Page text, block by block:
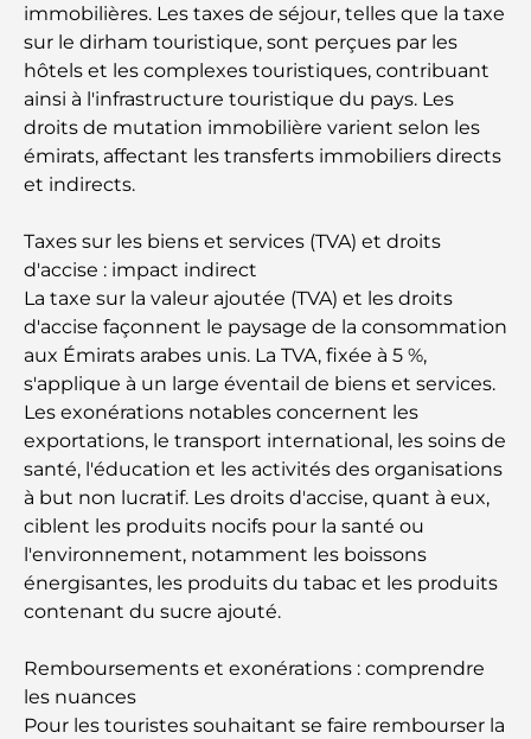
gastronomie rencontre la culture
Les marques de costumes les plus chères qui
définissent le luxe sur mesure
Restaurants de J1 Beach : la nouvelle destination
gastronomique de luxe à Dubaï
Les montres Rolex les plus chères jamais vendues
Crèches à Dubai Hills : Guide pour les parents
A Brief Guide to Buying Property in Dubai (2025-
26)
Les meilleurs cafés du centre-ville de Dubaï : le
guide complet des amateurs de café
Les Mercedes les plus chères jamais créées
Déménager à Dubaï depuis l'Australie : Guide
complet du déménagement
immobilières. Les taxes de séjour, telles que la taxe
sur le dirham touristique, sont perçues par les
hôtels et les complexes touristiques, contribuant
ainsi à l'infrastructure touristique du pays. Les
droits de mutation immobilière varient selon les
émirats, affectant les transferts immobiliers directs
et indirects.
Taxes sur les biens et services (TVA) et droits
d'accise : impact indirect
La taxe sur la valeur ajoutée (TVA) et les droits
d'accise façonnent le paysage de la consommation
aux Émirats arabes unis. La TVA, fixée à 5 %,
s'applique à un large éventail de biens et services.
Les exonérations notables concernent les
exportations, le transport international, les soins de
santé, l'éducation et les activités des organisations
à but non lucratif. Les droits d'accise, quant à eux,
ciblent les produits nocifs pour la santé ou
l'environnement, notamment les boissons
énergisantes, les produits du tabac et les produits
contenant du sucre ajouté.
Remboursements et exonérations : comprendre
les nuances
Pour les touristes souhaitant se faire rembourser la